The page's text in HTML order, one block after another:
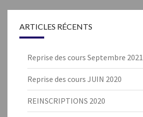
ARTICLES RÉCENTS
Reprise des cours Septembre 2021
Reprise des cours JUIN 2020
REINSCRIPTIONS 2020